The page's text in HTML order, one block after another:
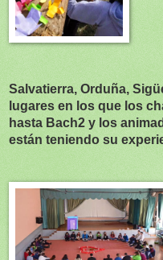
Salvatierra, Orduña,
lugares en los que los
hasta Bach2 y los
están teniendo su